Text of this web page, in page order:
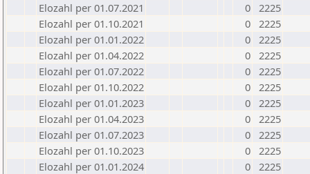
Elozahl per 01.07.2021
0 2225
Elozahl per 01.10.2021
0 2225
Elozahl per 01.01.2022
0 2225
Elozahl per 01.04.2022
0 2225
Elozahl per 01.07.2022
0 2225
Elozahl per 01.10.2022
0 2225
Elozahl per 01.01.2023
0 2225
Elozahl per 01.04.2023
0 2225
Elozahl per 01.07.2023
0 2225
Elozahl per 01.10.2023
0 2225
Elozahl per 01.01.2024
0 2225